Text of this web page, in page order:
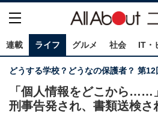
連載 ライフ グルメ 社会 IT・
どうする学校？どうなの保護者？ 第12
「個人情報をどこから……
刑事告発され、書類送検さ